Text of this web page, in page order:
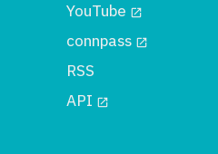
YouTube open_in_new
connpass open_in_new
RSS
API open_in_new